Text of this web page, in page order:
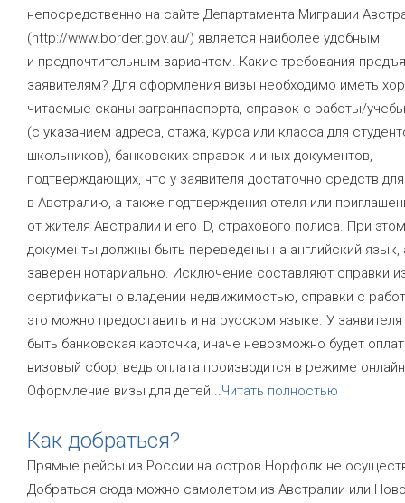
непосредственно на сайте Департамента Миграции
(http://www.border.gov.au/) является наиболее удобным
и предпочтительным вариантом. Какие требования
заявителям? Для оформления визы необходимо иметь
читаемые сканы загранпаспорта, справок с работы/учебы
(с указанием адреса, стажа, курса или класса для
школьников), банковских справок и иных документов,
подтверждающих, что у заявителя достаточно средств
в Австралию, а также подтверждения отеля или
от жителя Австралии и его ID, страхового полиса. При
документы должны быть переведены на английский язык,
заверен нотариально. Исключение составляют справки
сертификаты о владении недвижимостью, справки с
это можно предоставить и на русском языке. У
быть банковская карточка, иначе невозможно будет
визовый сбор, ведь оплата производится в режиме
Оформление визы для детей...Читать полностью
Как добраться?
Прямые рейсы из России на остров Норфолк не
Добраться сюда можно самолетом из Австралии или